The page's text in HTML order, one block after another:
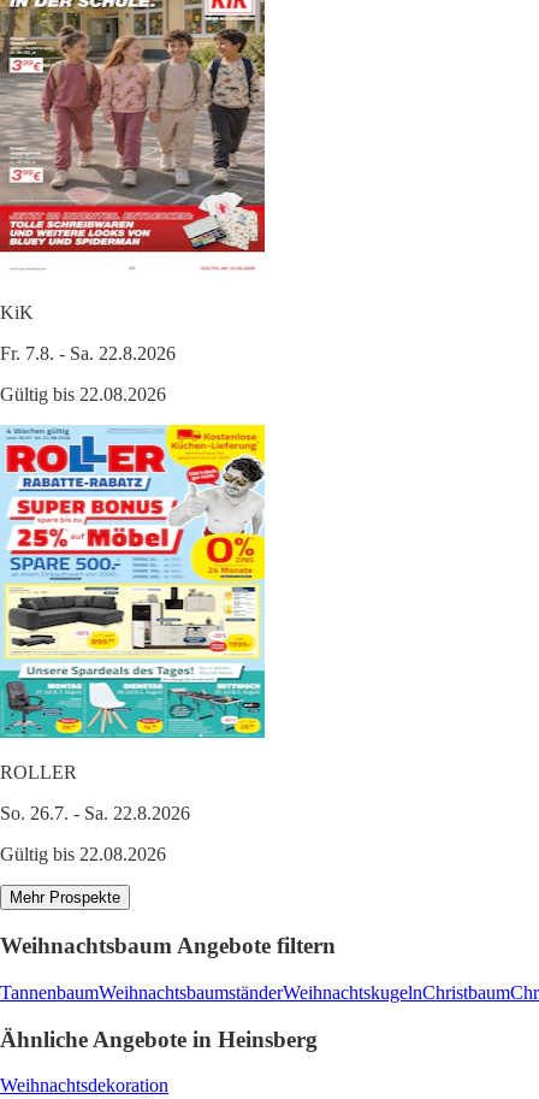
KiK
Fr. 7.8. - Sa. 22.8.2026
Gültig bis 22.08.2026
ROLLER
So. 26.7. - Sa. 22.8.2026
Gültig bis 22.08.2026
Mehr Prospekte
Weihnachtsbaum Angebote filtern
TannenbaumWeihnachtsbaumständerWeihnachtskugelnChristbaum
Ähnliche Angebote in Heinsberg
Weihnachtsdekoration